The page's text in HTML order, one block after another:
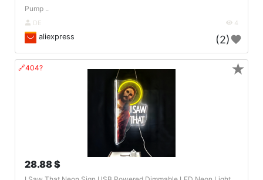
Pump ..
DE 4
aliexpress (2)
🔗404?
28.88 $
★